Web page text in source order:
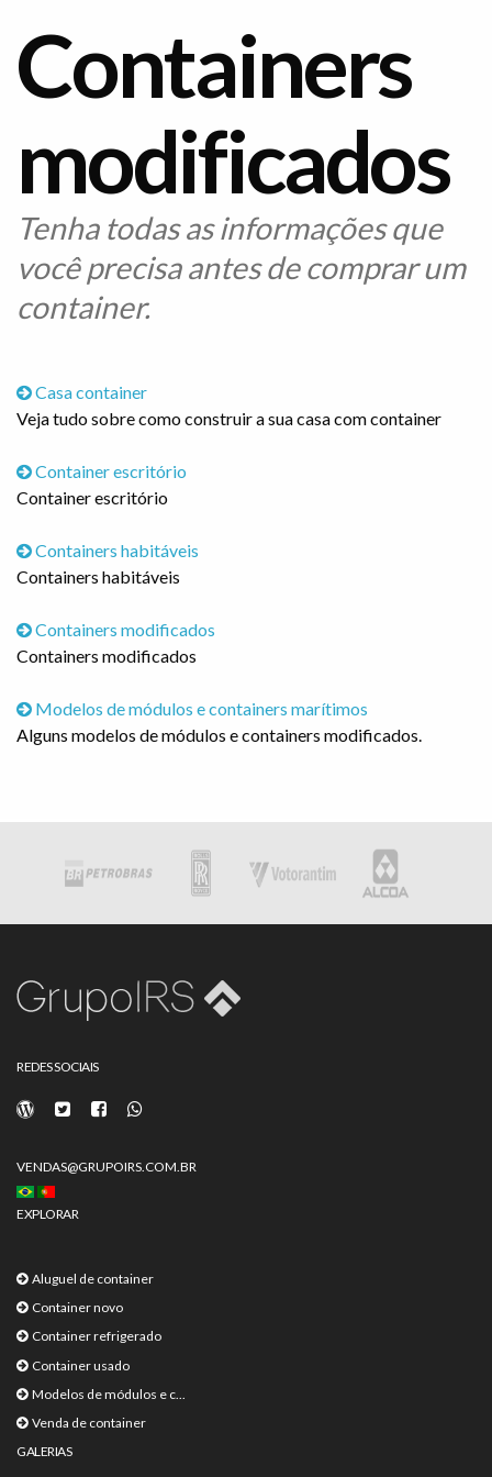
Containers
modificados
Tenha todas as informações que
você precisa antes de comprar um
container.
Casa container
Veja tudo sobre como construir a sua casa com container
Container escritório
Container escritório
Containers habitáveis
Containers habitáveis
Containers modificados
Containers modificados
Modelos de módulos e containers marítimos
Alguns modelos de módulos e containers modificados.
REDES SOCIAIS
VENDAS@GRUPOIRS.COM.BR
EXPLORAR
Aluguel de container
Container novo
Container refrigerado
Container usado
Modelos de módulos e c...
Venda de container
GALERIAS